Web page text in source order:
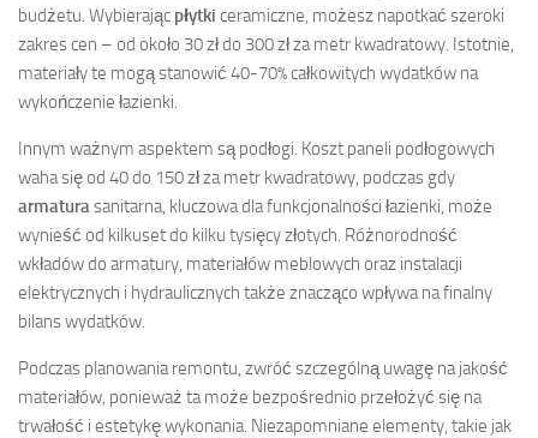
budżetu. Wybierając płytki ceramiczne, możesz napotkać szeroki
zakres cen – od około 30 zł do 300 zł za metr kwadratowy. Istotnie,
materiały te mogą stanowić 40-70% całkowitych wydatków na
wykończenie łazienki.
Innym ważnym aspektem są podłogi. Koszt paneli podłogowych
waha się od 40 do 150 zł za metr kwadratowy, podczas gdy
armatura sanitarna, kluczowa dla funkcjonalności łazienki, może
wynieść od kilkuset do kilku tysięcy złotych. Różnorodność
wkładów do armatury, materiałów meblowych oraz instalacji
elektrycznych i hydraulicznych także znacząco wpływa na finalny
bilans wydatków.
Podczas planowania remontu, zwróć szczególną uwagę na jakość
materiałów, ponieważ ta może bezpośrednio przełożyć się na
trwałość i estetykę wykonania. Niezapomniane elementy, takie jak